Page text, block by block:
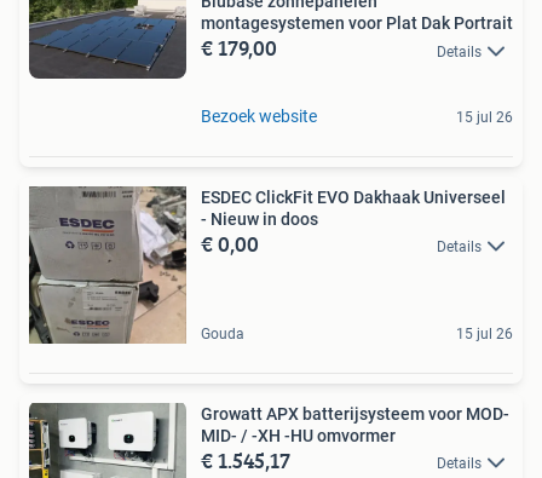
montagesystemen voor Plat Dak Portrait
€ 179,00 Details
Bezoek website 15 jul 26
ESDEC ClickFit EVO Dakhaak Universeel
- Nieuw in doos
€ 0,00 Details
Gouda 15 jul 26
Growatt APX batterijsysteem voor MOD-
MID- / -XH -HU omvormer
€ 1.545,17 Details